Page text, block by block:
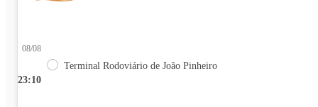
23:10
08/08
Terminal Rodoviário de João Pinheiro